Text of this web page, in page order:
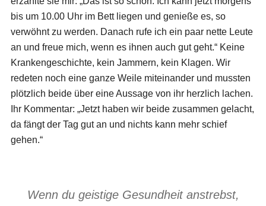
bis um 10.00 Uhr im Bett liegen und genieße es, so
verwöhnt zu werden. Danach rufe ich ein paar nette Leute
an und freue mich, wenn es ihnen auch gut geht.“ Keine
Krankengeschichte, kein Jammern, kein Klagen. Wir
redeten noch eine ganze Weile miteinander und mussten
plötzlich beide über eine Aussage von ihr herzlich lachen.
Ihr Kommentar: „Jetzt haben wir beide zusammen gelacht,
da fängt der Tag gut an und nichts kann mehr schief
gehen.“
Wenn du geistige Gesundheit anstrebst,